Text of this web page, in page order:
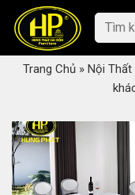
content
Tìm
kiếm:
Trang Chủ » Nội Thất